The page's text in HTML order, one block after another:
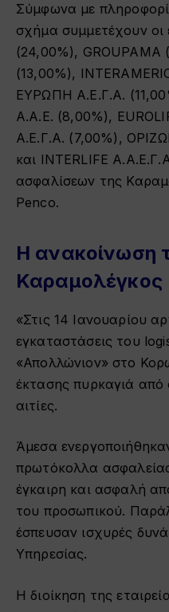
Σύμφωνα με
σχήμα συμμετέχουν οι
(24,00%),
(13,00%),
ΕΥΡΩΠΗ Α.Ε.Γ.Α.
Α.Α.Ε. (8,00%),
Α.Ε.Γ.Α. (7,00%),
και INTERLIFE
ασφαλίσεων της
Penco.
Η ανακοίνωση
Καραμολέγκος
«Στις 14 Ιανουαρίου
εγκαταστάσεις του
«Απολλώνιον» στο
έκτασης πυρκαγιά από
αιτίες.
Άμεσα
πρωτόκολλα
έγκαιρη και ασφαλή
του προσωπικού.
έσπευσαν ισχυρές
Υπηρεσίας.
Η διοίκηση της